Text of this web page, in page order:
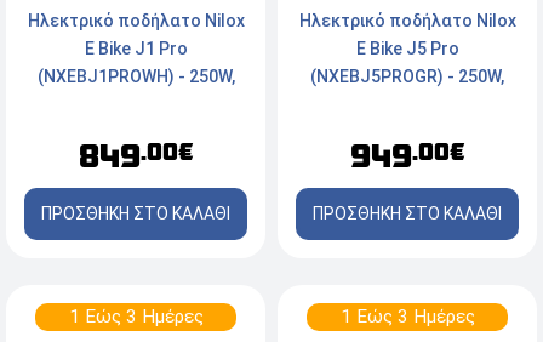
Ηλεκτρικό ποδήλατο Νilox
E Bike J1 Pro
(NXEBJ1PROWH) - 250W,
849.00€
ΠΡΟΣΘΗΚΗ ΣΤΟ ΚΑΛΑΘΙ
Ηλεκτρικό ποδήλατο Νilox
E Bike J5 Pro
(NXEBJ5PROGR) - 250W,
949.00€
ΠΡΟΣΘΗΚΗ ΣΤΟ ΚΑΛΑΘΙ
1 Εώς 3 Ημέρες 1 Εώς 3 Ημέρες